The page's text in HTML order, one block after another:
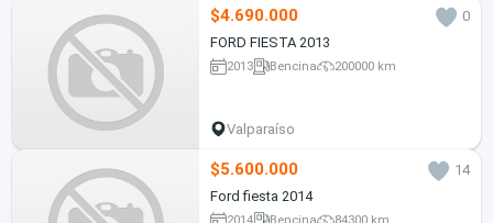
$4.690.000
0
FORD FIESTA 2013
2013 Bencina 200000 km
Valparaíso
$5.600.000
14
Ford fiesta 2014